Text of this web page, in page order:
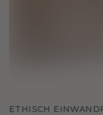
ETHISCH